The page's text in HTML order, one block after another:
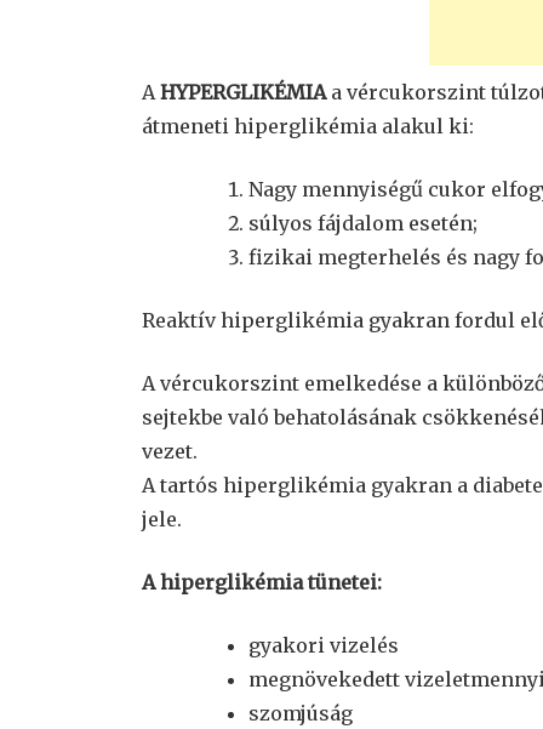
AHYPERGLIKÉMIAa vércukorszint
átmeneti hiperglikémia alakul ki:
Nagy mennyiségű cukor
súlyos fájdalom esetén;
fizikai megterhelés és nagy
Reaktív hiperglikémia gyakran fordul
A vércukorszint emelkedése a
sejtekbe való behatolásának
vezet.
A tartós hiperglikémia gyakran a
jele.
A hiperglikémia tünetei:
gyakori vizelés
megnövekedett
szomjúság